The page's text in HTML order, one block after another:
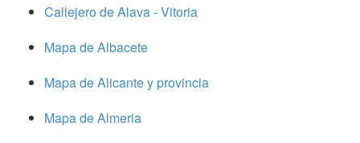
Callejero de Alava - Vitoria
Mapa de Albacete
Mapa de Alicante y provincia
Mapa de Almeria